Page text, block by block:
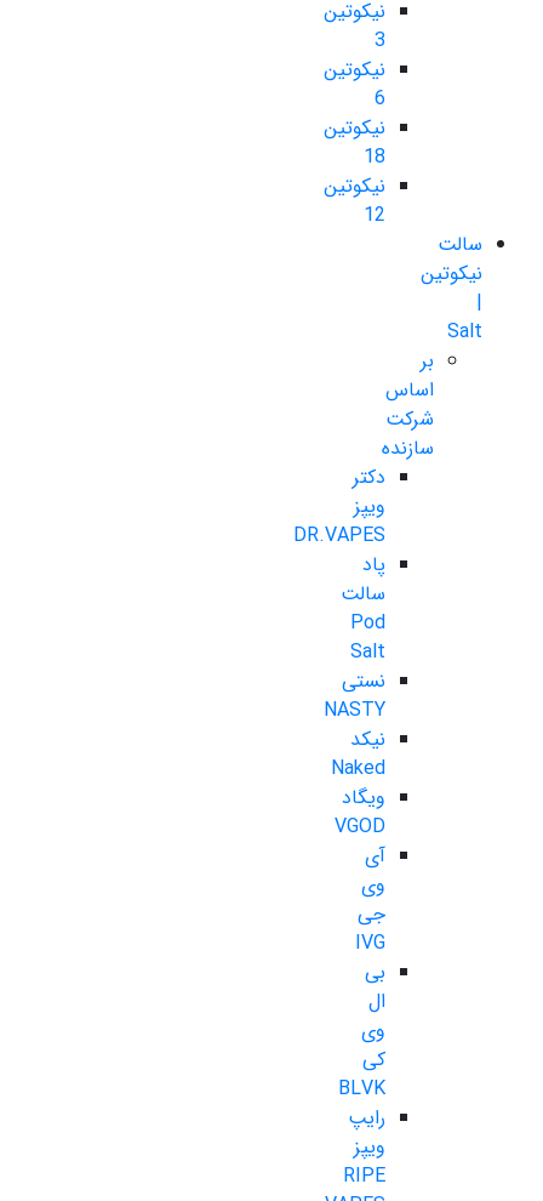
نیکوتین
3
نیکوتین
6
نیکوتین
18
نیکوتین
12
سالت
نیکوتین
|
Salt
بر
اساس
شرکت
سازنده
دکتر
ویپز
DR.VAPES
پاد
سالت
Pod
Salt
نستی
NASTY
نیکد
Naked
ویگاد
VGOD
آی
وی
جی
IVG
بی
ال
وی
کی
BLVK
رایپ
ویپز
RIPE